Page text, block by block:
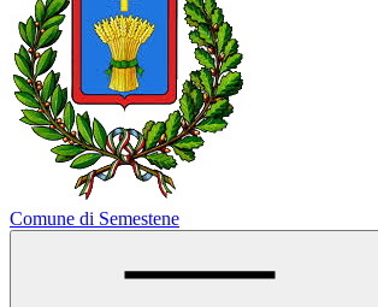
Comune di Semestene